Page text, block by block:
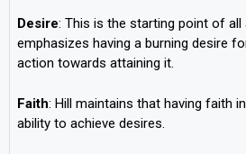
Desire: This is the starting point of all
emphasizes having a burning desire
action towards attaining it.
Faith: Hill maintains that having faith
ability to achieve desires.